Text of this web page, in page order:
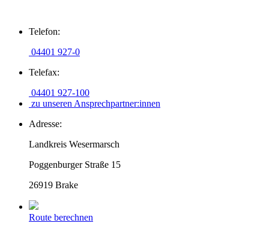
Inhalt
Telefon:
04401 927-0
Telefax:
04401 927-100
zu unseren Ansprechpartner:innen
Adresse:
Landkreis Wesermarsch
Poggenburger Straße 15
26919 Brake
Route berechnen